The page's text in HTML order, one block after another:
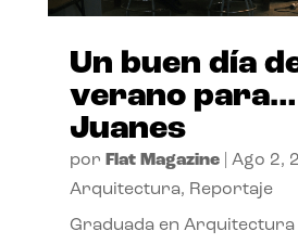
Un buen día
verano
Juanes
por Flat Magazine| Ago 2,
Arquitectura, Reportaje
Graduada en